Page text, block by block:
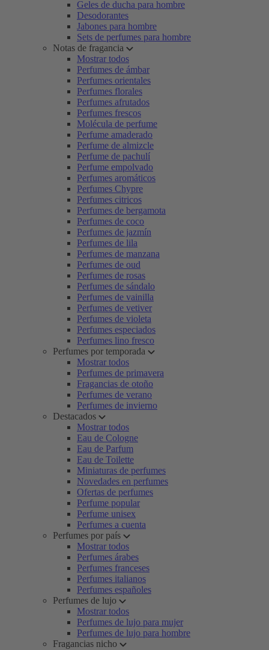
Geles de ducha para hombre
Desodorantes
Jabones para hombre
Sets de perfumes para hombre
Notas de fragancia
Mostrar todos
Perfumes de ámbar
Perfumes orientales
Perfumes florales
Perfumes afrutados
Perfumes frescos
Molécula de perfume
Perfume amaderado
Perfume de almizcle
Perfume de pachulí
Perfume empolvado
Perfumes aromáticos
Perfumes Chypre
Perfumes citricos
Perfumes de bergamota
Perfumes de coco
Perfumes de jazmín
Perfumes de lila
Perfumes de manzana
Perfumes de oud
Perfumes de rosas
Perfumes de sándalo
Perfumes de vainilla
Perfumes de vetiver
Perfumes de violeta
Perfumes especiados
Perfumes lino fresco
Perfumes por temporada
Mostrar todos
Perfumes de primavera
Fragancias de otoño
Perfumes de verano
Perfumes de invierno
Destacados
Mostrar todos
Eau de Cologne
Eau de Parfum
Eau de Toilette
Miniaturas de perfumes
Novedades en perfumes
Ofertas de perfumes
Perfume popular
Perfume unisex
Perfumes a cuenta
Perfumes por país
Mostrar todos
Perfumes árabes
Perfumes franceses
Perfumes italianos
Perfumes españoles
Perfumes de lujo
Mostrar todos
Perfumes de lujo para mujer
Perfumes de lujo para hombre
Fragancias nicho